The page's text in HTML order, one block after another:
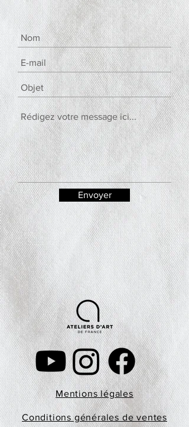
Envoyer
Mentions légales
Conditions générales de ventes